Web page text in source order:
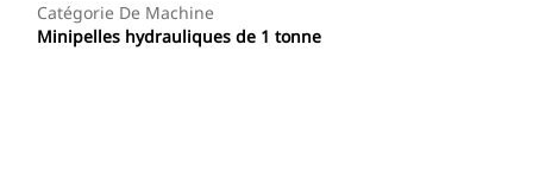
Catégorie De Machine
Minipelles hydrauliques de 1 tonne